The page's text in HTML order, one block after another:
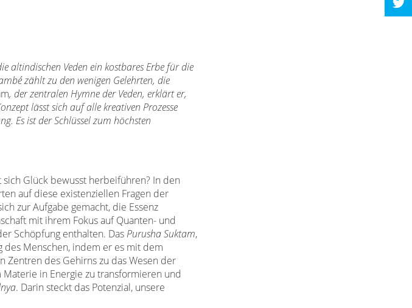
altindischen Veden ein kostbares Erbe für die
zählt zu den wenigen Gelehrten, die
, der zentralen Hymne der Veden, erklärt er,
lässt sich auf alle kreativen Prozesse
Es ist der Schlüssel zum höchsten
sich Glück bewusst herbeiführen? In den
auf diese existenziellen Fragen der
zur Aufgabe gemacht, die Essenz
mit ihrem Fokus auf Quanten- und
Schöpfung enthalten. Das PurushaSuktam,
Menschen, indem er es mit dem
des Gehirns zu das Wesen der
in Energie zu transformieren und
. Darin steckt das Potenzial, unsere